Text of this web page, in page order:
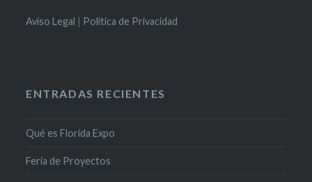
Aviso Legal | Política de Privacidad
ENTRADAS RECIENTES
Qué es Florida Expo
Feria de Proyectos